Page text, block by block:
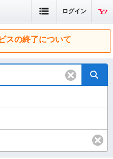
ログイン
スの終了について